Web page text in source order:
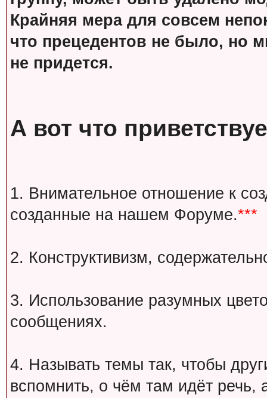
Крайняя мера для совсем
что прецедентов не было, но
не придется.
А вот что
1. Внимательное отношение к
созданные на нашем Форуме.***
2. Конструктивизм,
3. Использование разумных
сообщениях.
4. Называть темы так, чтобы
вспомнить, о чём там идёт речь,